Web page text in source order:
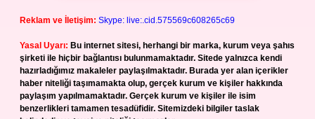
Reklam ve İletişim: Skype: live:.cid.575569c608265c69
Yasal Uyarı: Bu internet sitesi, herhangi bir marka, kurum veya şahıs
şirketi ile hiçbir bağlantısı bulunmamaktadır. Sitede yalnızca kendi
hazırladığımız makaleler paylaşılmaktadır. Burada yer alan içerikler
haber niteliği taşımamakta olup, gerçek kurum ve kişiler hakkında
paylaşım yapılmamaktadır. Gerçek kurum ve kişiler ile isim
benzerlikleri tamamen tesadüfidir. Sitemizdeki bilgiler taslak